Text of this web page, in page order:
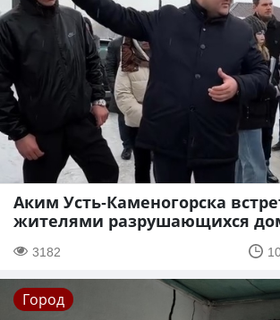
Аким Усть-Каменогорска
жителями разрушающихся
3182
Город